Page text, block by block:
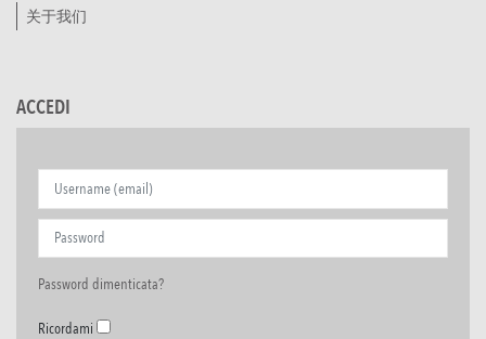
关于我们
ACCEDI
Password dimenticata?
Ricordami